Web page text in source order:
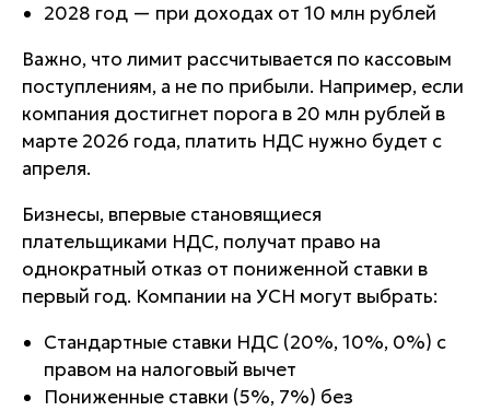
2028 год — при доходах от 10 млн рублей
Важно, что лимит рассчитывается по кассовым
поступлениям, а не по прибыли. Например, если
компания достигнет порога в 20 млн рублей в
марте 2026 года, платить НДС нужно будет с
апреля.
Бизнесы, впервые становящиеся
плательщиками НДС, получат право на
однократный отказ от пониженной ставки в
первый год. Компании на УСН могут выбрать:
Стандартные ставки НДС (20%, 10%, 0%) с
правом на налоговый вычет
Пониженные ставки (5%, 7%) без